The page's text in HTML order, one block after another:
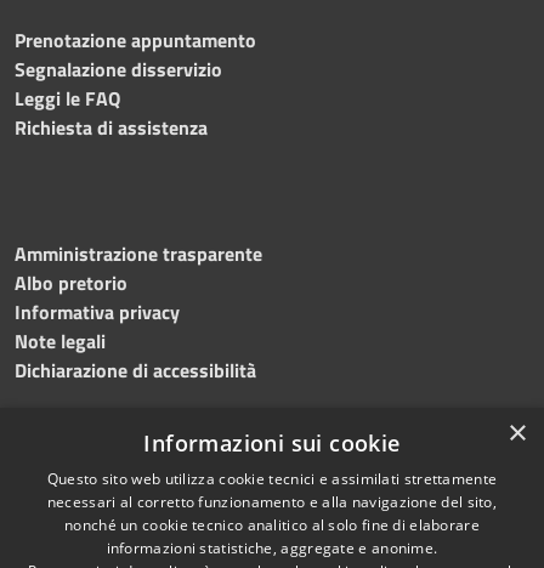
Prenotazione appuntamento
Segnalazione disservizio
Leggi le FAQ
Richiesta di assistenza
Amministrazione trasparente
Albo pretorio
Informativa privacy
Note legali
Dichiarazione di accessibilità
Copyright © 2026 • Comune di
×
Informazioni sui cookie
Questo sito web utilizza cookie tecnici e assimilati strettamente
necessari al corretto funzionamento e alla navigazione del sito,
nonché un cookie tecnico analitico al solo fine di elaborare
informazioni statistiche, aggregate e anonime.